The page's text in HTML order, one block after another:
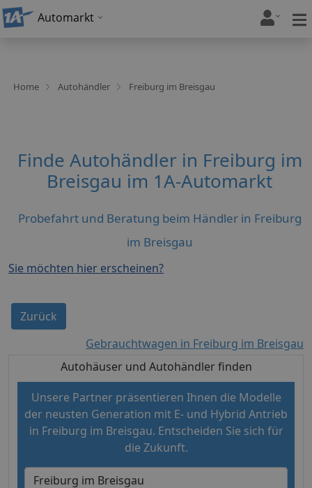
Automarkt
Home Autohändler Freiburg im Breisgau
Finde Autohändler in Freiburg im
Breisgau im 1A-Automarkt
Probefahrt und Beratung beim Händler in Freiburg
im Breisgau
Sie möchten hier erscheinen?
Zurück
Gebrauchtwagen in Freiburg im Breisgau
Autohäuser und Autohändler finden
Unsere Partner präsentieren Ihnen die Modelle
der neusten Generation mit E- und Hybrid Antrieb
in Freiburg im Breisgau. Entscheiden Sie sich für
die Zukunft.